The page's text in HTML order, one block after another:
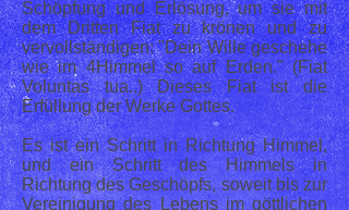
Schöpfung und Erlösung, um sie mit
dem Dritten Fiat zu krönen und zu
vervollständigen: "Dein Wille geschehe
wie im 4Himmel so auf Erden." (Fiat
Voluntas tua..) Dieses Fiat ist die
Erfüllung der Werke Gottes.
Es ist ein Schritt in Richtung Himmel,
und ein Schritt des Himmels in
Richtung des Geschöpfs, soweit bis zur
Vereinigung des Lebens im göttlichen